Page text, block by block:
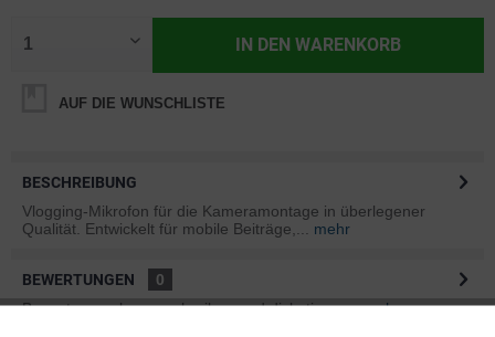
IN DEN WARENKORB
AUF DIE WUNSCHLISTE
BESCHREIBUNG
Vlogging-Mikrofon für die Kameramontage in überlegener
Qualität. Entwickelt für mobile Beiträge,...
mehr
BEWERTUNGEN
0
Bewertungen lesen, schreiben und diskutieren...mehr